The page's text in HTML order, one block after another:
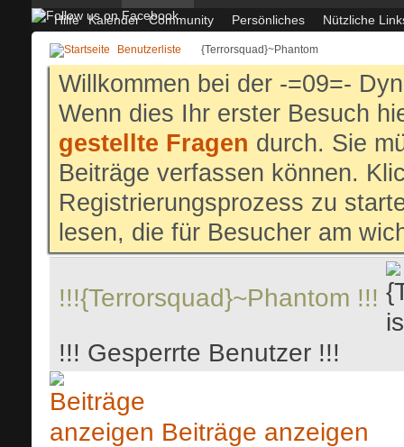
Hilfe Kalender Community Persönliches Nützliche
Benutzerliste {Terrorsquad}~Phantom
Willkommen bei der -=09=-
Wenn dies Ihr erster Besuch
gestellte Fragen durch. Sie
Beiträge verfassen können.
Registrierungsprozess zu
lesen, die für Besucher am
!!!{Terrorsquad}~Phantom !!!
!!! Gesperrte Benutzer !!!
Beiträge anzeigen